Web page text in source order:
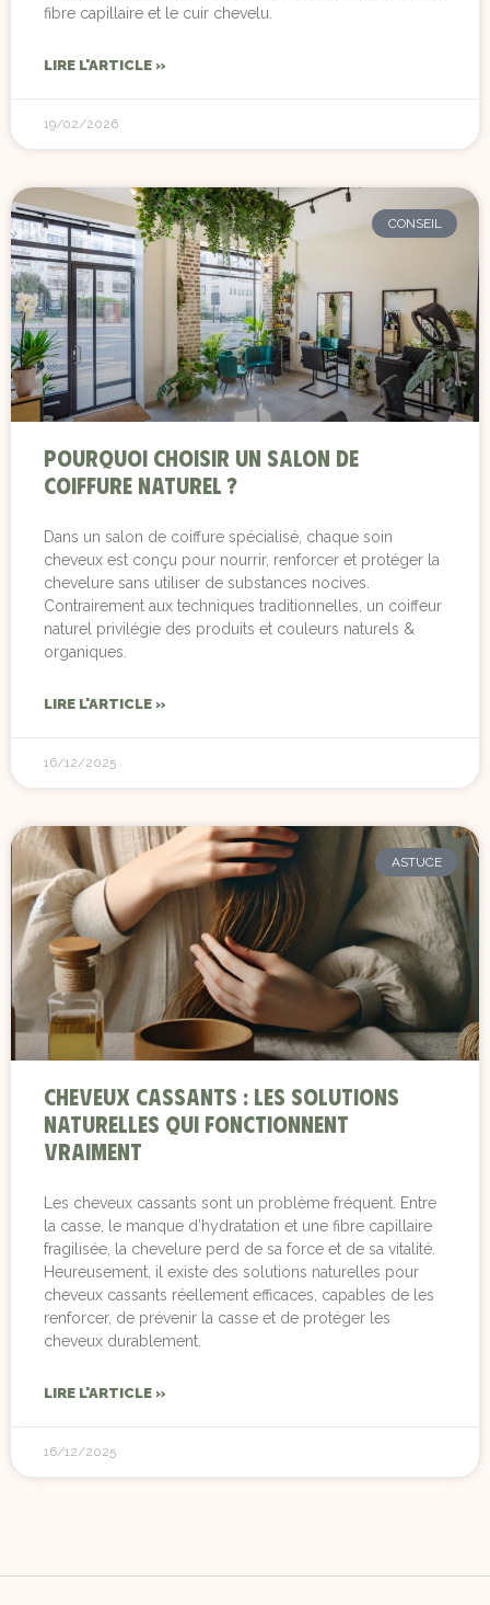
fibre capillaire et le cuir chevelu.
LIRE L'ARTICLE »
19/02/2026
CONSEIL
Pourquoi choisir un salon de
coiffure naturel ?
Dans un salon de coiffure spécialisé, chaque soin
cheveux est conçu pour nourrir, renforcer et protéger la
chevelure sans utiliser de substances nocives.
Contrairement aux techniques traditionnelles, un coiffeur
naturel privilégie des produits et couleurs naturels &
organiques.
LIRE L'ARTICLE »
16/12/2025
ASTUCE
Cheveux cassants : les solutions
naturelles qui fonctionnent
vraiment
Les cheveux cassants sont un problème fréquent. Entre
la casse, le manque d’hydratation et une fibre capillaire
fragilisée, la chevelure perd de sa force et de sa vitalité.
Heureusement, il existe des solutions naturelles pour
cheveux cassants réellement efficaces, capables de les
renforcer, de prévenir la casse et de protéger les
cheveux durablement.
LIRE L'ARTICLE »
16/12/2025